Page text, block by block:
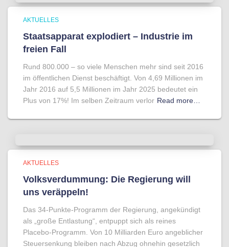
AKTUELLES
Staatsapparat explodiert – Industrie im
freien Fall
Rund 800.000 – so viele Menschen mehr sind seit 2016
im öffentlichen Dienst beschäftigt. Von 4,69 Millionen im
Jahr 2016 auf 5,5 Millionen im Jahr 2025 bedeutet ein
Plus von 17%! Im selben Zeitraum verlor Read more…
AKTUELLES
Volksverdummung: Die Regierung will
uns veräppeln!
Das 34-Punkte-Programm der Regierung, angekündigt
als „große Entlastung“, entpuppt sich als reines
Placebo-Programm. Von 10 Milliarden Euro angeblicher
Steuersenkung bleiben nach Abzug ohnehin gesetzlich